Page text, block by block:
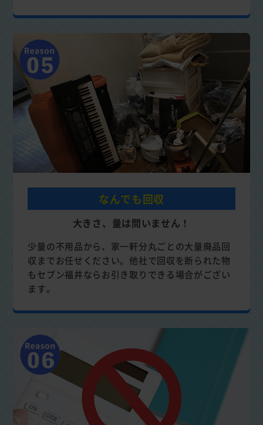
なんでも回収
大きさ、量は問いません！
少量の不用品から、家一軒分丸ごとの大量廃品回
収までお任せください。他社で回収を断られた物
もセブン福井ならお引き取りできる場合がござい
ます。